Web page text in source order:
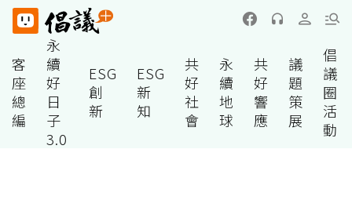
客
座
總
編
永
續
好
日
子
3.0
ESG
創
新
ESG
新
知
共
好
社
會
永
續
地
球
共
好
響
應
議
題
策
展
倡
議
圈
活
動